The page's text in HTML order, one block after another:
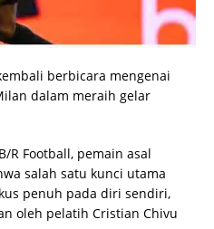
berbicara mengenai
dalam meraih gelar
R Football, pemain asal
salah satu kunci utama
penuh pada diri sendiri,
oleh pelatih Cristian Chivu